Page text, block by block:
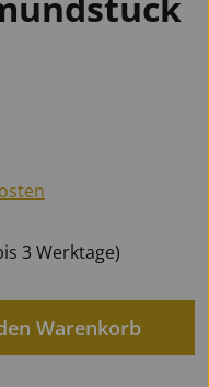
3 Werktage)
gewünschten
Warenkorb